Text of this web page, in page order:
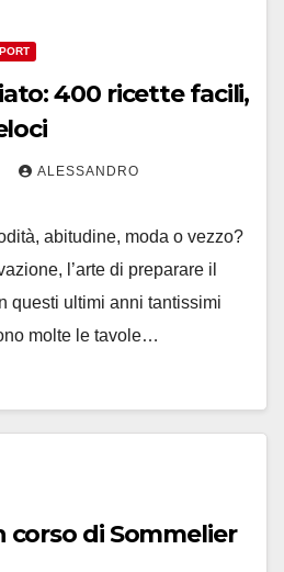
400 ricette facili,
ALESSANDRO
abitudine, moda o vezzo?
l’arte di preparare il
questi ultimi anni tantissimi
molte le tavole…
corso di Sommelier